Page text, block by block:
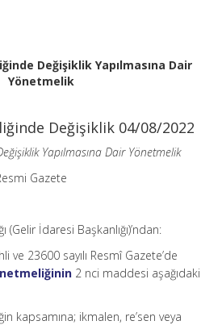
Değişiklik Yapılmasına Dair
Yönetmelik
Değişiklik 04/08/2022
Yapılmasına Dair Yönetmelik
Gazete
(Gelir İdaresi Başkanlığı)’ndan:
ve 23600 sayılı Resmî Gazete’de
2 nci maddesi aşağıdaki
kapsamına; ikmalen, re’sen veya